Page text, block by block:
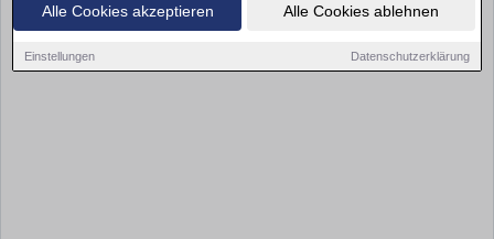
Alle Cookies akzeptieren Alle Cookies ablehnen
Einstellungen Datenschutzerklärung